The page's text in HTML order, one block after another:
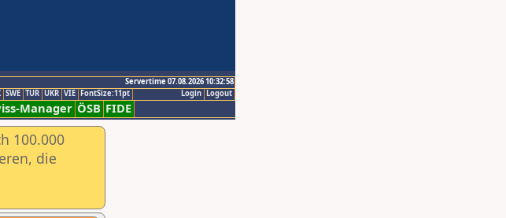
Servertime 07.08.2026 10:32:58
Logout
Login
SWE TUR UKR VIE FontSize:11pt
Manager ÖSB FIDE
100.000
die